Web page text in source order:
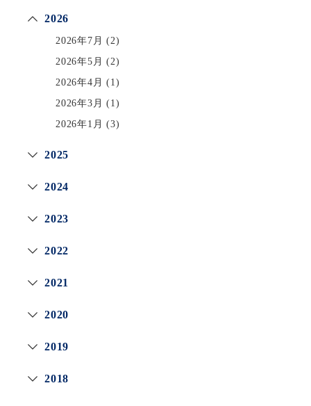
2026
2026年7月 (2)
2026年5月 (2)
2026年4月 (1)
2026年3月 (1)
2026年1月 (3)
2025
2024
2023
2022
2021
2020
2019
2018